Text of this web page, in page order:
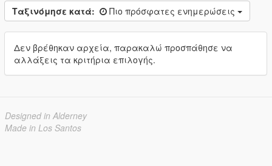
Ταξινόμησε κατά: Πιο πρόσφατες ενημερώσεις
Δεν βρέθηκαν αρχεία, παρακαλώ προσπάθησε να
αλλάξεις τα κριτήρια επιλογής.
Designed in Alderney
Made in Los Santos